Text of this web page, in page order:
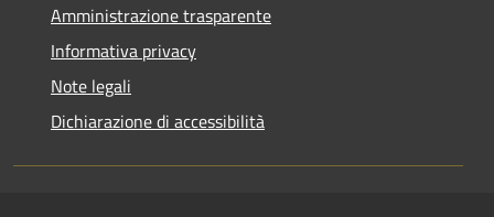
Amministrazione trasparente
Informativa privacy
Note legali
Dichiarazione di accessibilità